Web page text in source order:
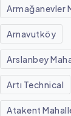
Armağanevler
Arnavutköy
Arslanbey
Artı Technical
Atakent